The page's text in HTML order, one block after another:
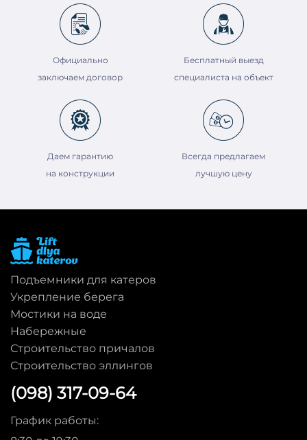
Официально
заключаем договор
Бесплатный выезд
специалиста на объект
Даем гарантию
на конструкции
Всегда предлагаем
лучшую цену
Подъемники для катеров
Укрепление берега
Мостики на воде
Набережные
Строительство причалов
Строительство эллингов
(098) 317-09-64
График работы: